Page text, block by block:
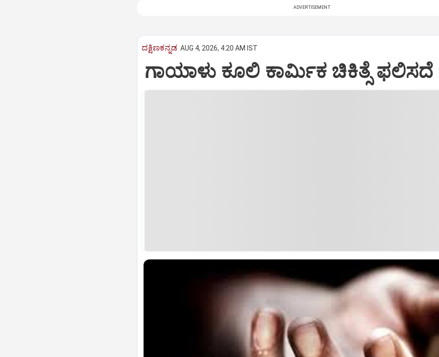
ADVERTISEMENT
ದಕ್ಷಿಣಕನ್ನಡ AUG 4, 2026, 4:20 AM IST
ಗಾಯಾಳು ಕೂಲಿ ಕಾರ್ಮಿಕ ಚಿಕಿತ್ಸೆ ಫಲಿಸದೆ